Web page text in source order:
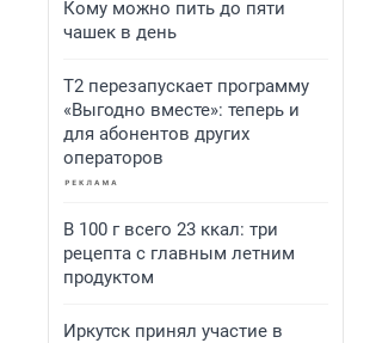
Кому можно пить до пяти
чашек в день
Т2 перезапускает программу
«Выгодно вместе»: теперь и
для абонентов других
операторов
В 100 г всего 23 ккал: три
рецепта с главным летним
продуктом
Иркутск принял участие в